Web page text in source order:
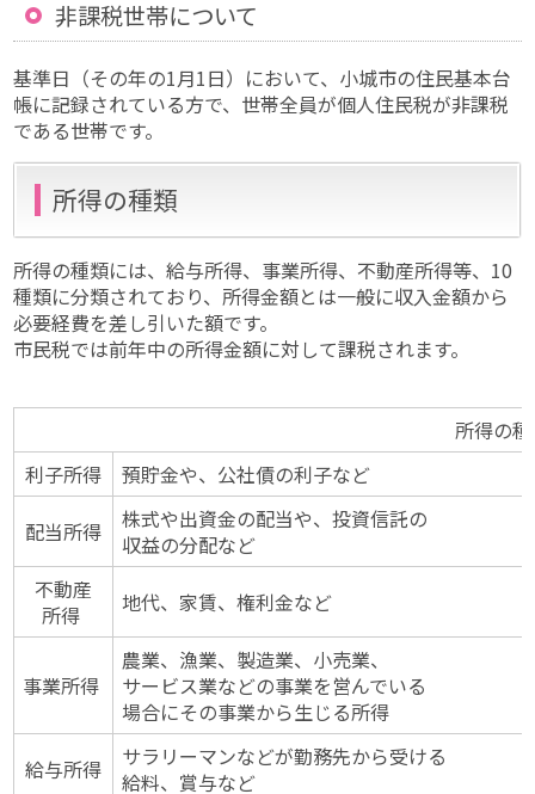
非課税世帯について
基準日（その年の1月1日）において、小城市の住民基本台
帳に記録されている方で、世帯全員が個人住民税が非課税
である世帯です。
所得の種類
所得の種類には、給与所得、事業所得、不動産所得等、10
種類に分類されており、所得金額とは一般に収入金額から
必要経費を差し引いた額です。
市民税では前年中の所得金額に対して課税されます。
所得の
利子所得
預貯金や、公社債の利子など
配当所得
株式や出資金の配当や、投資信託の
収益の分配など
不動産
所得
地代、家賃、権利金など
事業所得
農業、漁業、製造業、小売業、
サービス業などの事業を営んでいる
場合にその事業から生じる所得
給与所得
サラリーマンなどが勤務先から受ける
給料、賞与など